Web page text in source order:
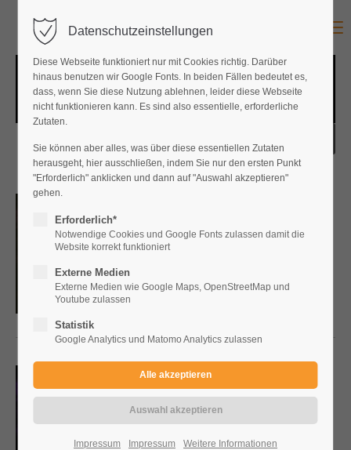
Serie ist komplett!
12
Wolf Awert
€13,90
Drachenblut Sammelband 9 und
10
Wolf Awert
€ 13,90
Datenschutzeinstellungen
Diese Webseite funktioniert nur mit Cookies richtig. Darüber
hinaus benutzen wir Google Fonts. In beiden Fällen bedeutet es,
dass, wenn Sie diese Nutzung ablehnen, leider diese Webseite
nicht funktionieren kann. Es sind also essentielle, erforderliche
Zutaten.
Sie können aber alles, was über diese essentiellen Zutaten
herausgeht, hier ausschließen, indem Sie nur den ersten Punkt
"Erforderlich" anklicken und dann auf "Auswahl akzeptieren"
gehen.
Erforderlich*
Notwendige Cookies und Google Fonts zulassen damit die
Website korrekt funktioniert
Externe Medien
Externe Medien wie Google Maps, OpenStreetMap und
Youtube zulassen
Statistik
Google Analytics und Matomo Analytics zulassen
Impressum Impressum Weitere Informationen